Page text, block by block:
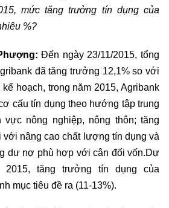
mức tăng trưởng tín dụng của
%?
Đến ngày 23/11/2015, tổng
đã tăng trưởng 12,1% so với
hoạch, trong năm 2015, Agribank
cấu tín dụng theo hướng tập trung
nông nghiệp, nông thôn; tăng
nâng cao chất lượng tín dụng và
dư nợ phù hợp với cân đối vốn.Dự
2015, tăng trưởng tín dụng của
mục tiêu đề ra (11-13%).